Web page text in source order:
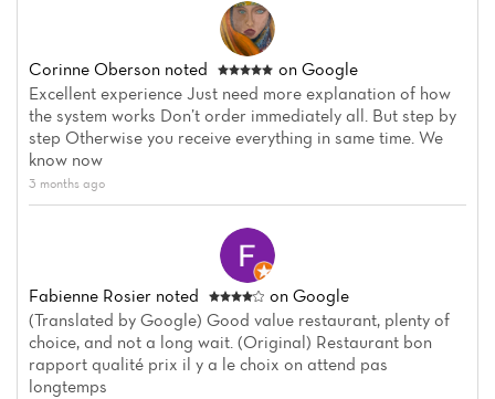
Corinne Oberson noted
on Google
Excellent experience Just need more explanation of how
the system works Don’t order immediately all. But step by
step Otherwise you receive everything in same time. We
know now
3 months ago
Fabienne Rosier noted
on Google
(Translated by Google) Good value restaurant, plenty of
choice, and not a long wait. (Original) Restaurant bon
rapport qualité prix il y a le choix on attend pas
longtemps